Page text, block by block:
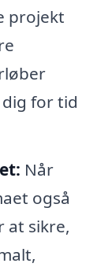
projekt
for tid
Når
også
at sikre,